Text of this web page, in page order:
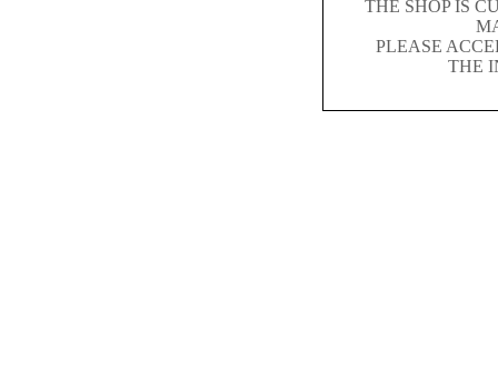
THE SHOP IS
PLEASE
THE